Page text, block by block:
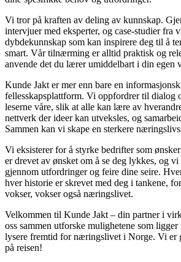
Vi tror på kraften av deling av kunnskap.
intervjuer med eksperter, og case-studier fra
dybdekunnskap som kan inspirere deg til å
smart. Vår tilnærming er alltid praktisk og
anvende det du lærer umiddelbart i din egen
Kunde Jakt er mer enn bare en
fellesskapsplattform. Vi oppfordrer til dialog
leserne våre, slik at alle kan lære av
nettverk der ideer kan utveksles, og
Sammen kan vi skape en sterkere
Vi eksisterer for å styrke bedrifter som
er drevet av ønsket om å se deg lykkes, og
gjennom utfordringer og feire dine seire.
hver historie er skrevet med deg i tankene,
vokser, vokser også næringslivet.
Velkommen til Kunde Jakt – din partner i
oss sammen utforske mulighetene som ligger
lysere fremtid for næringslivet i Norge. Vi er
på reisen!